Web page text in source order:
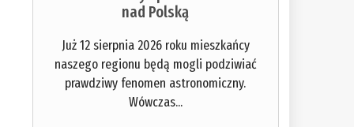
nad Polską
Już 12 sierpnia 2026 roku mieszkańcy
naszego regionu będą mogli podziwiać
prawdziwy fenomen astronomiczny.
Wówczas...